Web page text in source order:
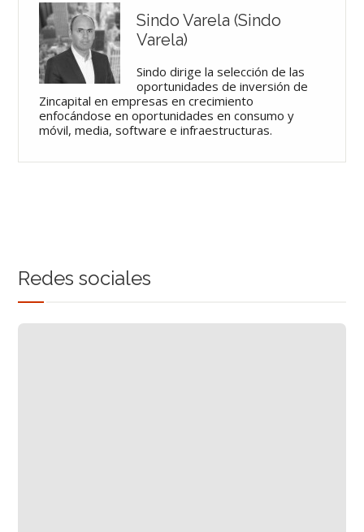
Sindo Varela (Sindo
Varela)
Sindo dirige la selección de las
oportunidades de inversión de
Zincapital en empresas en crecimiento
enfocándose en oportunidades en consumo y
móvil, media, software e infraestructuras.
Redes sociales